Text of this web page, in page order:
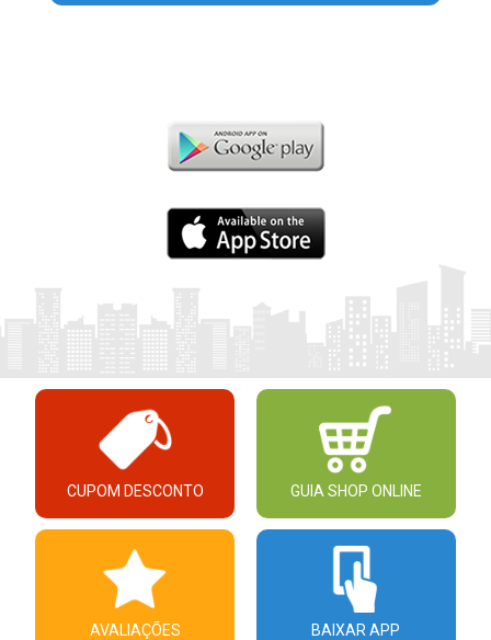
CUPOM DESCONTO GUIA SHOP ONLINE
AVALIAÇÕES BAIXAR APP